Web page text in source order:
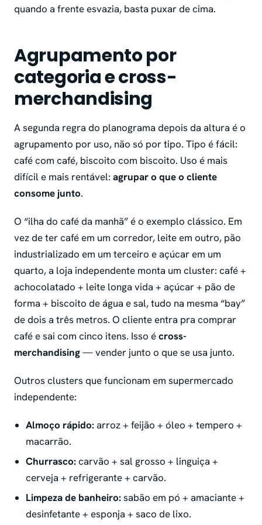
quando a frente esvazia, basta puxar de cima.
Agrupamento por
categoria e cross-
merchandising
A segunda regra do planograma depois da altura é o
agrupamento por uso, não só por tipo. Tipo é fácil:
café com café, biscoito com biscoito. Uso é mais
difícil e mais rentável: agrupar o que o cliente
consome junto.
O “ilha do café da manhã” é o exemplo clássico. Em
vez de ter café em um corredor, leite em outro, pão
industrializado em um terceiro e açúcar em um
quarto, a loja independente monta um cluster: café +
achocolatado + leite longa vida + açúcar + pão de
forma + biscoito de água e sal, tudo na mesma “bay”
de dois a três metros. O cliente entra pra comprar
café e sai com cinco itens. Isso écross-
merchandising— vender junto o que se usa junto.
Outros clusters que funcionam em supermercado
independente:
Almoço rápido:arroz + feijão + óleo + tempero +
macarrão.
Churrasco:carvão + sal grosso + linguiça +
cerveja + refrigerante + carvão.
Limpeza de banheiro:sabão em pó + amaciante +
desinfetante + esponja + saco de lixo.